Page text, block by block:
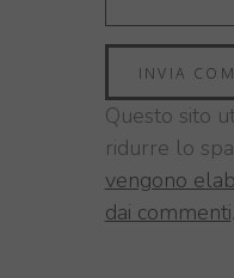
Questo sito
ridurre lo
vengono
dai commenti.